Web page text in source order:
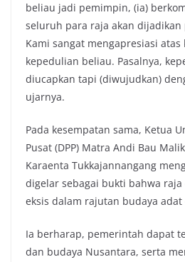
beliau jadi pemimpin, (ia)
seluruh para raja akan dijadikan
Kami sangat mengapresiasi atas
kepedulian beliau. Pasalnya,
diucapkan tapi (diwujudkan)
ujarnya.
Pada kesempatan sama, Ketua
Pusat (DPP) Matra Andi Bau
Karaenta Tukkajannangang
digelar sebagai bukti bahwa
eksis dalam rajutan budaya
Ia berharap, pemerintah dapat
dan budaya Nusantara, serta